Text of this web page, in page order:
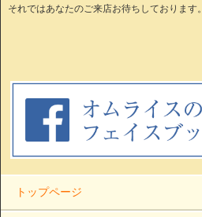
それではあなたのご来店お待ちしております。
トップページ